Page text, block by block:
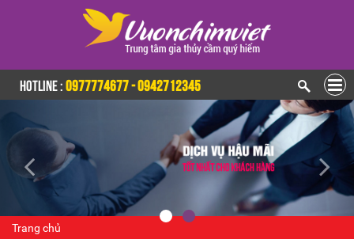
HOTLINE :0977774677 - 0942712345
Trang chủ